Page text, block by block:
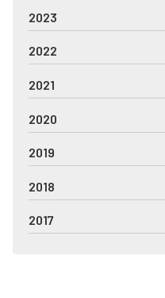
2023
2022
2021
2020
2019
2018
2017